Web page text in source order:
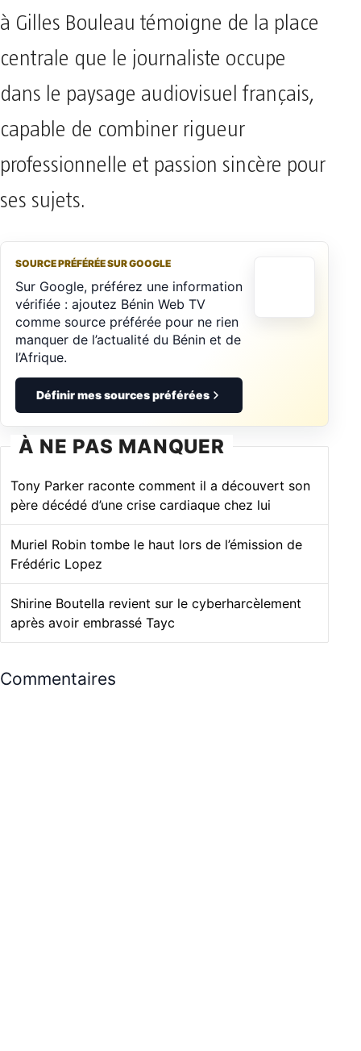
à Gilles Bouleau témoigne de la place
centrale que le journaliste occupe
dans le paysage audiovisuel français,
capable de combiner rigueur
professionnelle et passion sincère pour
ses sujets.
SOURCE PRÉFÉRÉE SUR GOOGLE
Sur Google, préférez une information
vérifiée : ajoutez Bénin Web TV
comme source préférée pour ne rien
manquer de l’actualité du Bénin et de
l’Afrique.
Définir mes sources préférées
À NE PAS MANQUER
Tony Parker raconte comment il a découvert son
père décédé d’une crise cardiaque chez lui
Muriel Robin tombe le haut lors de l’émission de
Frédéric Lopez
Shirine Boutella revient sur le cyberharcèlement
après avoir embrassé Tayc
Commentaires